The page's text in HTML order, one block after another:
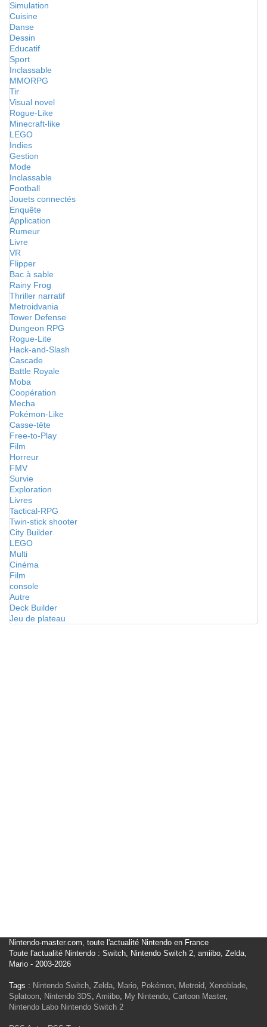
Simulation
Cuisine
Danse
Dessin
Educatif
Sport
Inclassable
MMORPG
Tir
Visual novel
Rogue-Like
Minecraft-like
LEGO
Indies
Gestion
Mode
Inclassable
Football
Jouets connectés
Enquête
Application
Rumeur
Livre
VR
Flipper
Bac à sable
Rainy Frog
Thriller narratif
Metroidvania
Tower Defense
Dungeon RPG
Rogue-Lite
Hack-and-Slash
Cascade
Battle Royale
Moba
Coopération
Mecha
Pokémon-Like
Casse-tête
Free-to-Play
Film
Horreur
FMV
Survie
Exploration
Livres
Tactical-RPG
Twin-stick shooter
City Builder
LEGO
Multi
Cinéma
Film
console
Autre
Deck Builder
Jeu de plateau
Nintendo-master.com, toute l'actualité Nintendo en France
Toute l'actualité Nintendo : Switch, Nintendo Switch 2, amiibo, Zelda,
Mario - 2003-2026
Tags : Nintendo Switch, Zelda, Mario, Pokémon, Metroid, Xenoblade,
Splatoon, Nintendo 3DS, Amiibo, My Nintendo, Cartoon Master,
Nintendo Labo Nintendo Switch 2